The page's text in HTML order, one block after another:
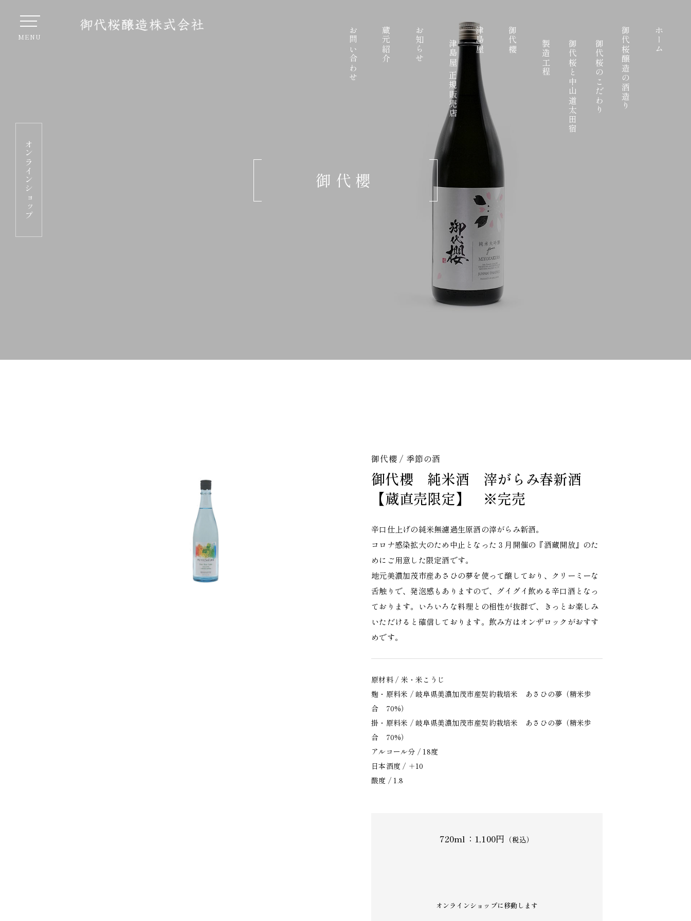
ホーム
御代桜醸造の酒造り
御代桜のこだわり
御代桜と中山道太田宿
製造工程
御代櫻
津島屋
津島屋 正規販売店
お知らせ
蔵元紹介
お問い合わせ
御代櫻
御代櫻 季節の酒
御代櫻 純米酒 滓がらみ春新酒
【蔵直売限定】 ※完売
辛口仕上げの純米無濾過生原酒の滓がらみ新酒。
コロナ感染拡大のため中止となった３月開催の『酒蔵開放』のた
めにご用意した限定酒です。
地元美濃加茂市産あさひの夢を使って醸しており、クリーミーな
舌触りで、発泡感もありますので、グイグイ飲める辛口酒となっ
ております。いろいろな料理との相性が抜群で、きっとお楽しみ
いただけると確信しております。飲み方はオンザロックがおすす
めです。
原材料 / 米・米こうじ
麹・原料米 / 岐阜県美濃加茂市産契約栽培米 あさひの夢（精米歩
合 70%）
掛・原料米 / 岐阜県美濃加茂市産契約栽培米 あさひの夢（精米歩
合 70%）
アルコール分 / 18度
日本酒度 / ＋10
酸度 / 1.8
720ml：1,100円 （税込）
オンラインショップに移動します
オンラインショップ